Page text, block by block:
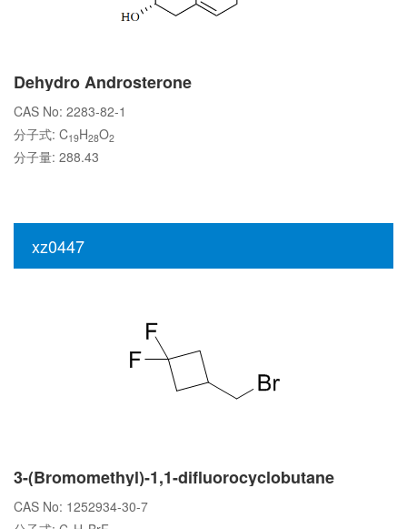
Dehydro Androsterone
CAS No: 2283-82-1
分子式: C19H28O2
分子量: 288.43
xz0447
3-(Bromomethyl)-1,1-difluorocyclobutane
CAS No: 1252934-30-7